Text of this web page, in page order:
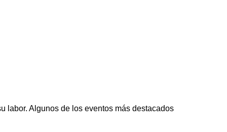
labor. Algunos de los eventos más destacados